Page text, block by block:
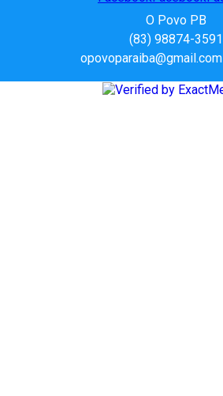
O Povo PB
(83) 98874-3591
opovoparaiba@gmail.com